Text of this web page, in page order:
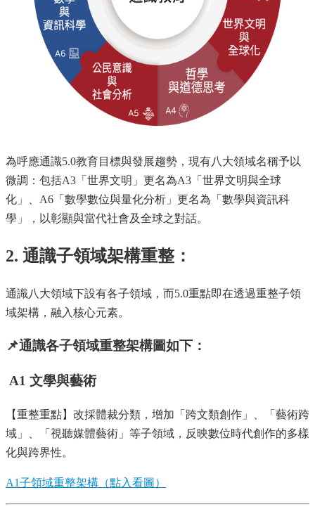
資
訊
心
息
關
法
服
資
校
學
士
位
通
為呼應通識5.0教育目標與發展趨勢，現有八大領域名稱予以
微調：包括A3「世界文明」更名為A3「世界文明與全球
化」、A6「數學數位與量化分析」更名為「數學與資訊科
學」，以彰顯與當代社會及全球之對話。
2. 通識子領域架構重整：
通識八大領域下設有各子領域，而5.0重點即在透過重整子領
域架構，融入核心元素。
📌通識各子領域重整架構圖如下：
A1 文學與藝術
【重整重點】改採體裁分類，增加「跨文類創作」、「藝術跨
域」、「視聽媒體藝術」等子領域，反映數位時代創作的多樣
化與跨界性。
A1子領域重整架構（點入看圖）